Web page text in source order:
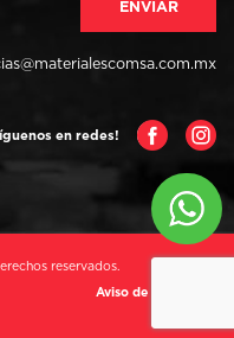
reservados.
Aviso de Privacidad